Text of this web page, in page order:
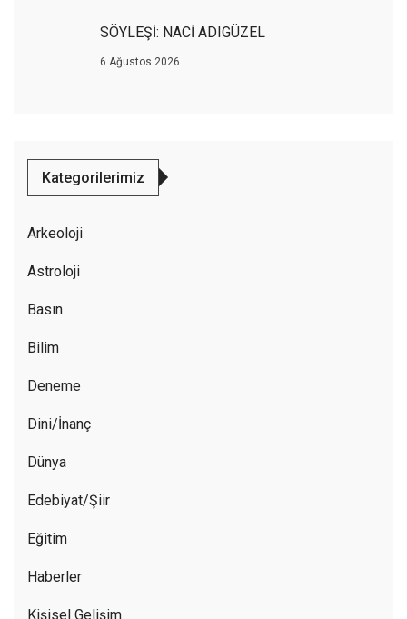
SÖYLEŞİ: NACİ ADIGÜZEL
6 Ağustos 2026
Kategorilerimiz
Arkeoloji
Astroloji
Basın
Bilim
Deneme
Dini/İnanç
Dünya
Edebiyat/Şiir
Eğitim
Haberler
Kişisel Gelişim